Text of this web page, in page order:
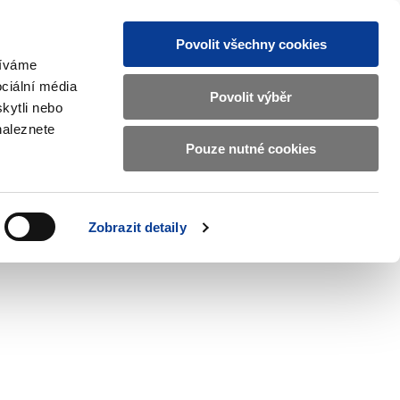
média
nebo
Zobrazit detaily
Povolit všechny cookies
Povolit výběr
Pouze nutné cookies
CZ EN
Základní
informace
o
Ministerstvu
financí
submenu
International